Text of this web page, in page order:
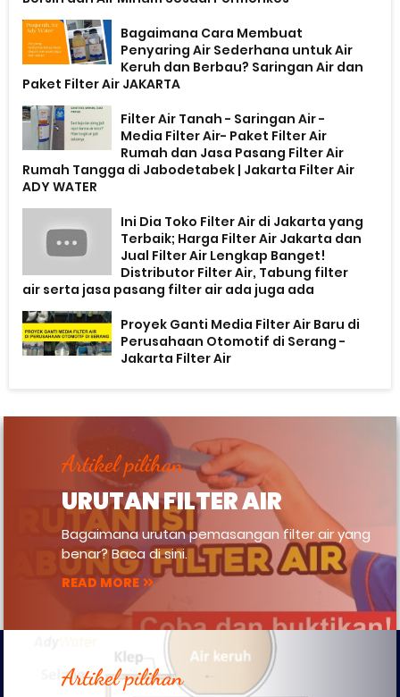
Bagaimana Cara Membuat
Penyaring Air Sederhana untuk Air
Keruh dan Berbau? Saringan Air dan
Paket Filter Air JAKARTA
Filter Air Tanah - Saringan Air -
Media Filter Air- Paket Filter Air
Rumah dan Jasa Pasang Filter Air
Rumah Tangga di Jabodetabek | Jakarta Filter Air
ADY WATER
Ini Dia Toko Filter Air di Jakarta yang
Terbaik; Harga Filter Air Jakarta dan
Jual Filter Air Lengkap Banget!
Distributor Filter Air, Tabung filter
air serta jasa pasang filter air ada juga ada
Proyek Ganti Media Filter Air Baru di
Perusahaan Otomotif di Serang -
Jakarta Filter Air
Artikel pilihan
URUTAN FILTER AIR
Bagaimana urutan pemasangan filter air yang
benar? Baca di sini.
READ MORE
Artikel pilihan